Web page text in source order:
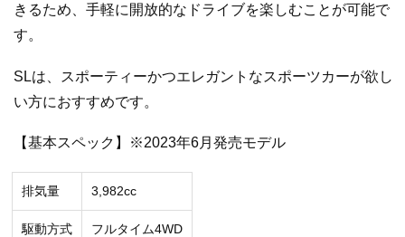
きるため、手軽に開放的なドライブを楽しむことが可能で
す。
SLは、スポーティーかつエレガントなスポーツカーが欲し
い方におすすめです。
【基本スペック】※2023年6月発売モデル
排気量 3,982cc
駆動方式 フルタイム4WD